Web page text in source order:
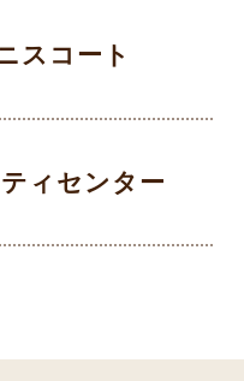
スコート
ィセンター